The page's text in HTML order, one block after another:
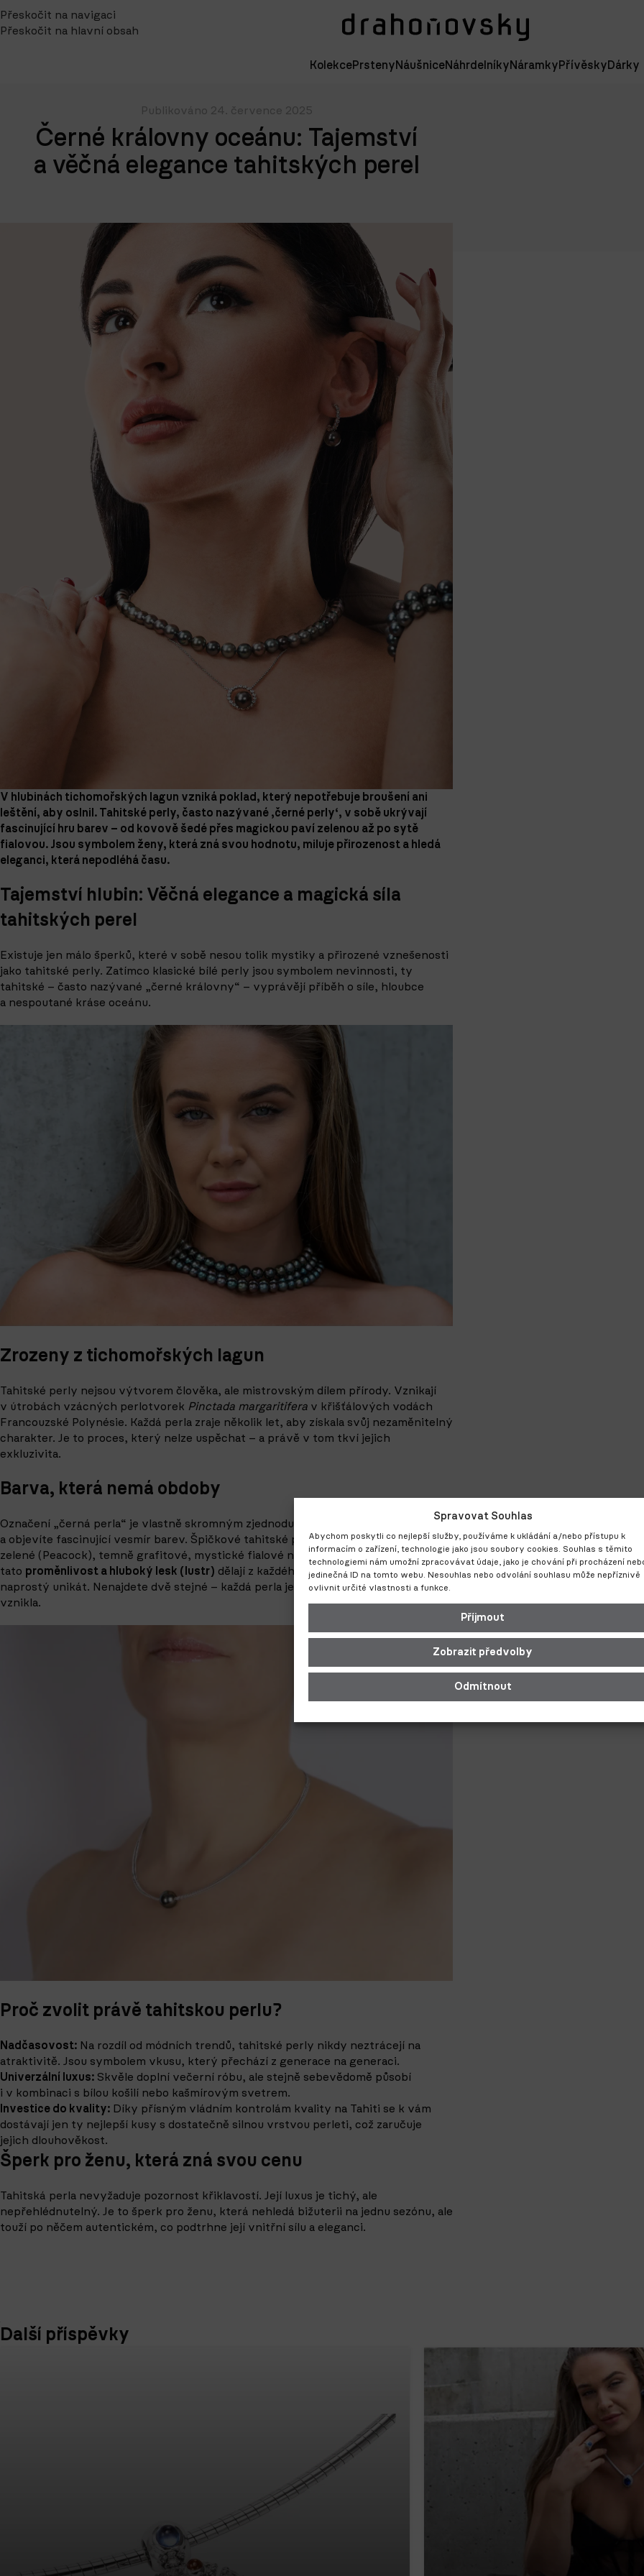
Spravovat Souhlas
Abychom poskytli co nejlepší služby, používáme k ukládání a/nebo přístupu k
informacím o zařízení, technologie jako jsou soubory cookies. Souhlas s těmito
technologiemi nám umožní zpracovávat údaje, jako je chování při procházení
jedinečná ID na tomto webu. Nesouhlas nebo odvolání souhlasu může nepříznivě
ovlivnit určité vlastnosti a funkce.
Příjmout
Odmítnout
Zobrazit předvolby
Přeskočit na navigaci
Přeskočit na hlavní obsah
KolekcePrsteny NáušniceNáhrdelníky Náramky Přívěsky Dárky
Publikováno 24. července 2025
Černé královny oceánu: Tajemství
a věčná elegance tahitských perel
V hlubinách tichomořských lagun vzniká poklad, který nepotřebuje broušení ani
leštění, aby oslnil. Tahitské perly, často nazývané ‚černé perly‘, v sobě ukrývají
fascinující hru barev – od kovově šedé přes magickou paví zelenou až po sytě
fialovou. Jsou symbolem ženy, která zná svou hodnotu, miluje přirozenost a hledá
eleganci, která nepodléhá času.
Tajemství hlubin: Věčná elegance a magická síla
tahitských perel
Existuje jen málo šperků, které v sobě nesou tolik mystiky a přirozené vznešenosti
jako tahitské perly. Zatímco klasické bílé perly jsou symbolem nevinnosti, ty
tahitské – často nazývané „černé královny“ – vyprávějí příběh o síle, hloubce
a nespoutané kráse oceánu.
Zrozeny z tichomořských lagun
Tahitské perly nejsou výtvorem člověka, ale mistrovským dílem přírody. Vznikají
v útrobách vzácných perlotvorek Pinctada margaritifera v křišťálových vodách
Francouzské Polynésie. Každá perla zraje několik let, aby získala svůj nezaměnitelný
charakter. Je to proces, který nelze uspěchat – a právě v tom tkví jejich
exkluzivita.
Barva, která nemá obdoby
Označení „černá perla“ je vlastně skromným zjednodušením. Podívejte se zblízka
a objevíte fascinující vesmír barev. Špičkové tahitské perly hrají odstíny paví
zelené (Peacock), temně grafitové, mystické fialové nebo stříbřité modři. Právě
tato proměnlivost a hluboký lesk (lustr) dělají z každého náhrdelníku či prstenu
naprostý unikát. Nenajdete dvě stejné – každá perla je otiskem okamžiku, kdy
vznikla.
Proč zvolit právě tahitskou perlu?
Nadčasovost: Na rozdíl od módních trendů, tahitské perly nikdy neztrácejí na
atraktivitě. Jsou symbolem vkusu, který přechází z generace na generaci.
Univerzální luxus: Skvěle doplní večerní róbu, ale stejně sebevědomě působí
i v kombinaci s bílou košilí nebo kašmírovým svetrem.
Investice do kvality: Díky přísným vládním kontrolám kvality na Tahiti se k vám
dostávají jen ty nejlepší kusy s dostatečně silnou vrstvou perleti, což zaručuje
jejich dlouhověkost.
Šperk pro ženu, která zná svou cenu
Tahitská perla nevyžaduje pozornost křiklavostí. Její luxus je tichý, ale
nepřehlédnutelný. Je to šperk pro ženu, která nehledá bižuterii na jednu sezónu, ale
touží po něčem autentickém, co podtrhne její vnitřní sílu a eleganci.
Další příspěvky